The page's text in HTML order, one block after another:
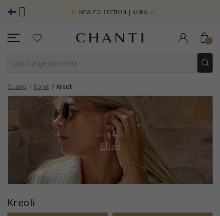
LISÄÄ -
NEW COLLECTION | AURA
Etusivu Korut Kreoli
Kreoli